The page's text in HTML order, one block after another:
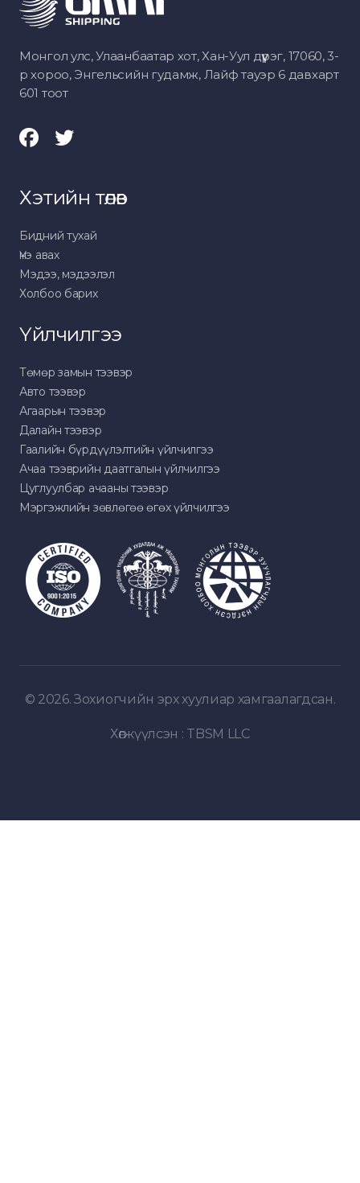
Монгол улс, Улаанбаатар хот, Хан-Уул дүүрэг, 17060, 3-
р хороо, Энгельсийн гудамж, Лайф тауэр 6 давхарт
601 тоот
Хэтийн төлөв
Бидний тухай
Үнэ авах
Мэдээ, мэдээлэл
Холбоо барих
Үйлчилгээ
Төмөр замын тээвэр
Авто тээвэр
Агаарын тээвэр
Далайн тээвэр
Гаалийн бүрдүүлэлтийн үйлчилгээ
Ачаа тээврийн даатгалын үйлчилгээ
Цуглуулбар ачааны тээвэр
Мэргэжлийн зөвлөгөө өгөх үйлчилгээ
© 2026. Зохиогчийн эрх хуулиар хамгаалагдсан.
Хөгжүүлсэн : TBSM LLC